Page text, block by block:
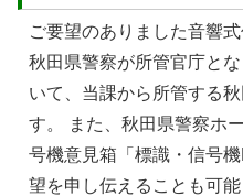
ご要望のありました音響
秋田県警察が所管官庁と
いて、当課から所管する
す。 また、秋田県警察ホ
号機意見箱「標識・信号
望を申し伝えることも可能